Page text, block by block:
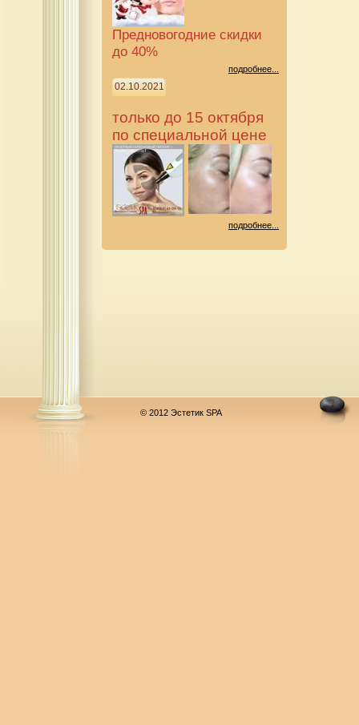
Предновогодние скидки
до 40%
подробнее...
02.10.2021
только до 15 октября
по специальной цене
подробнее...
© 2012 Эстетик SPA